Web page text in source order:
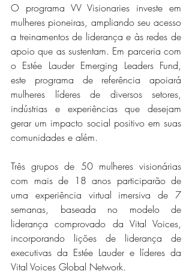
O programa VV Visionaries investe em
mulheres pioneiras, ampliando seu acesso
a treinamentos de liderança e às redes de
apoio que as sustentam. Em parceria com
o Estée Lauder Emerging Leaders Fund,
este programa de referência apoiará
mulheres líderes de diversos setores,
indústrias e experiências que desejam
gerar um impacto social positivo em suas
comunidades e além.
Três grupos de 50 mulheres visionárias
com mais de 18 anos participarão de
uma experiência virtual imersiva de 7
semanas, baseada no modelo de
liderança comprovado da Vital Voices,
incorporando lições de liderança de
executivas da Estée Lauder e líderes da
Vital Voices Global Network.